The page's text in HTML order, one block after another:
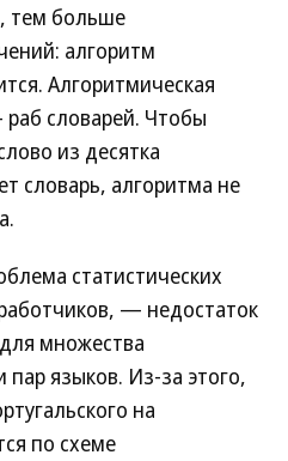
тем больше
алгоритм
Алгоритмическая
словарей. Чтобы
из десятка
словарь, алгоритма не
статистических
— недостаток
множества
языков. Из-за этого,
на
по схеме